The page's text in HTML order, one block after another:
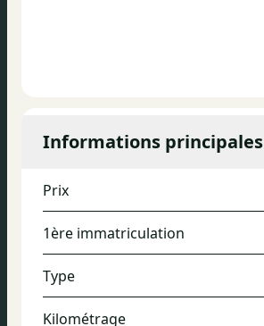
Informations principales
Prix
1ère immatriculation
Type
Kilométrage